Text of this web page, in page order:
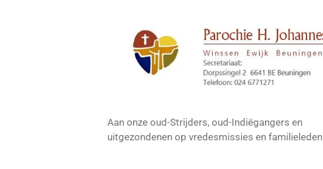
Aan onze oud-Strijders, oud-Indiëgangers en
uitgezondenen op vredesmissies en familieleden